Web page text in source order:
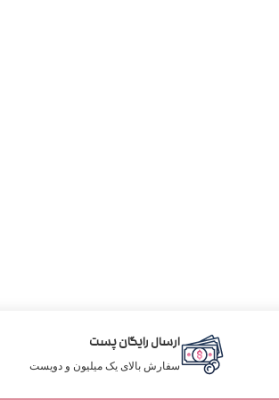
ارسال رایگان پست
سفارش بالای یک میلیون و دویست